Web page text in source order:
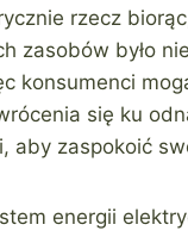
rzecz
zasobów było
konsumenci
się ku
aby zaspokoić
energii